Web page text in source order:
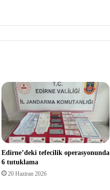
Edirne’deki tefecilik operasyonunda
6 tutuklama
20 Haziran 2026